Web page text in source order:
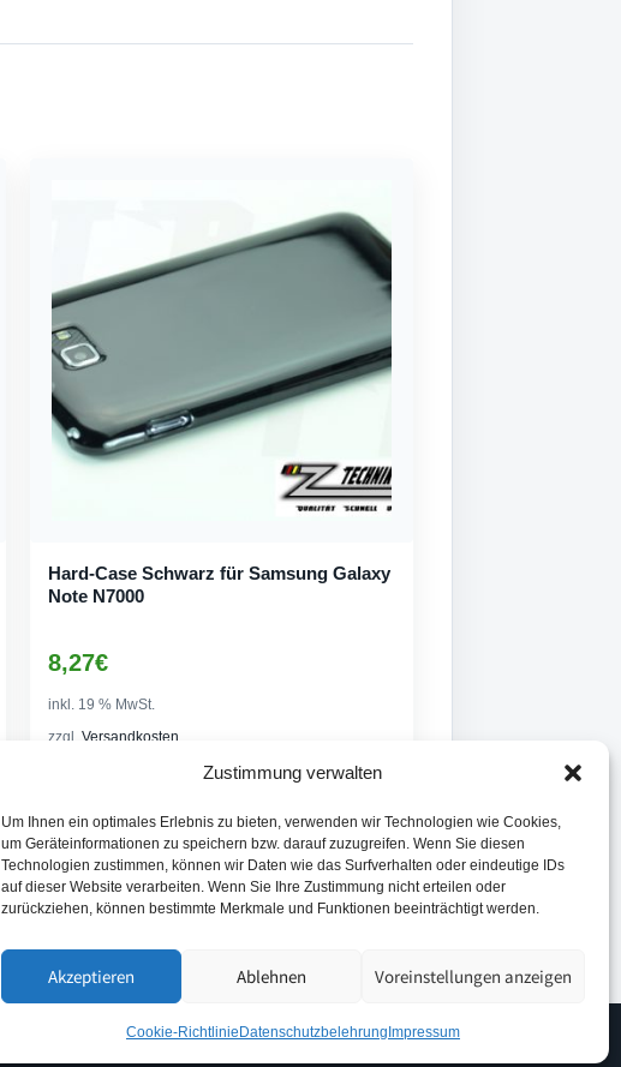
Zustimmung verwalten
Um Ihnen ein optimales Erlebnis zu bieten, verwenden wir Technologien wie Cookies,
um Geräteinformationen zu speichern bzw. darauf zuzugreifen. Wenn Sie diesen
Technologien zustimmen, können wir Daten wie das Surfverhalten oder eindeutige IDs
auf dieser Website verarbeiten. Wenn Sie Ihre Zustimmung nicht erteilen oder
zurückziehen, können bestimmte Merkmale und Funktionen beeinträchtigt werden.
Akzeptieren Ablehnen Voreinstellungen anzeigen
Cookie-Richtlinie Datenschutzbelehrung Impressum
Hard-Case Schwarz für Samsung Galaxy
Note N7000
8,27€
inkl. 19 % MwSt.
zzgl. Versandkosten
Auf Lager Lieferzeit 1-3 Tage
In den Warenkorb
DatenschutzImpressum